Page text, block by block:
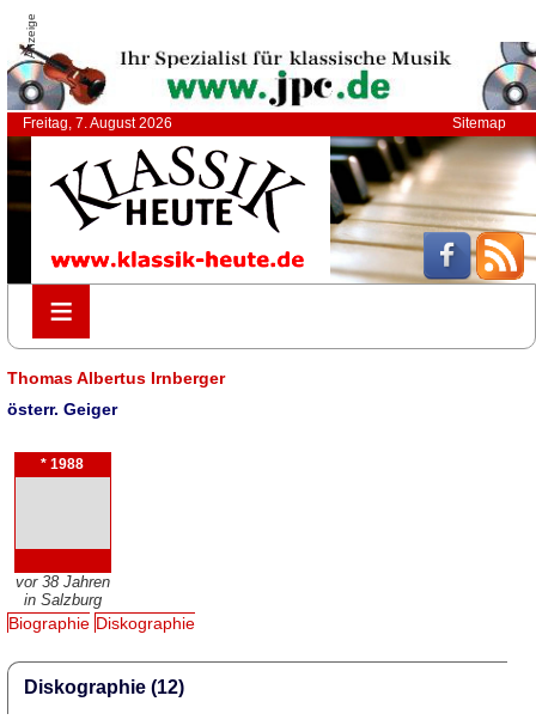
Anzeige
Freitag, 7. August 2026 Sitemap
≡
≡
Thomas Albertus Irnberger
österr. Geiger
* 1988
vor 38 Jahren
in Salzburg
Biographie Diskographie
Diskographie (12)